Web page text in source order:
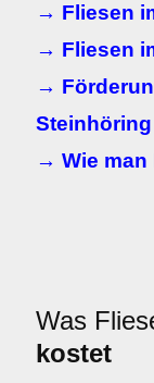
→ Fliesen
→ Fliesen
→
→ Wie man
Was
kostet